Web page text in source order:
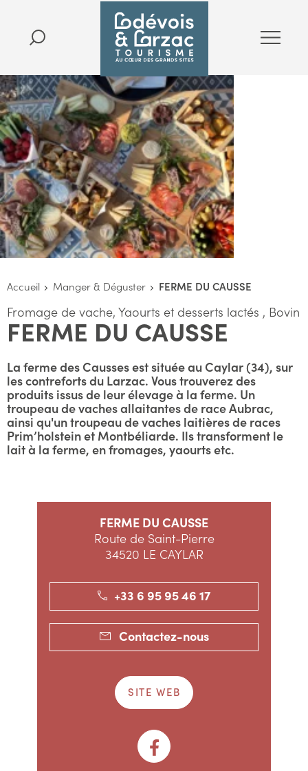
Accueil Manger & Déguster FERME DU CAUSSE
Fromage de vache, Yaourts et desserts lactés , Bovin
FERME DU CAUSSE
La ferme des Causses est située au Caylar (34), sur
les contreforts du Larzac. Vous trouverez des
produits issus de leur élevage à la ferme. Un
troupeau de vaches allaitantes de race Aubrac,
ainsi qu'un troupeau de vaches laitières de races
Prim’holstein et Montbéliarde. Ils transforment le
lait à la ferme, en fromages, yaourts etc.
FERME DU CAUSSE
Route de Saint-Pierre
34520 LE CAYLAR
+33 6 95 95 46 17
Contactez-nous
SITE WEB